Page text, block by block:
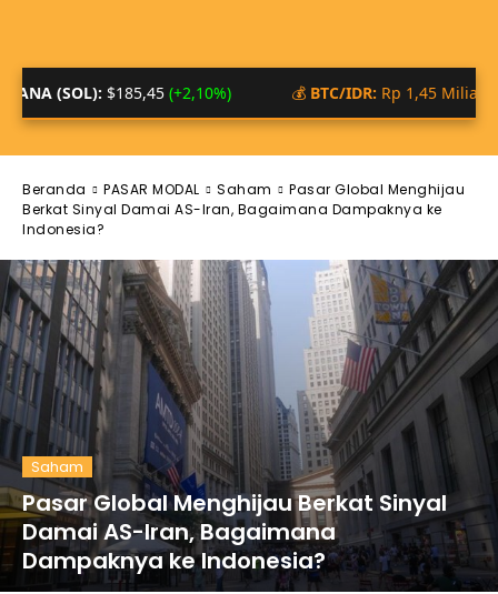
(+2,10%) 💰BTC/IDR: Rp 1,45 Miliar 📊
Beranda PASAR MODAL Saham
Pasar Global Menghijau
Berkat Sinyal Damai AS-Iran, Bagaimana Dampaknya ke
Indonesia?
Saham
Pasar Global Menghijau Berkat Sinyal
Damai AS-Iran, Bagaimana
Dampaknya ke Indonesia?